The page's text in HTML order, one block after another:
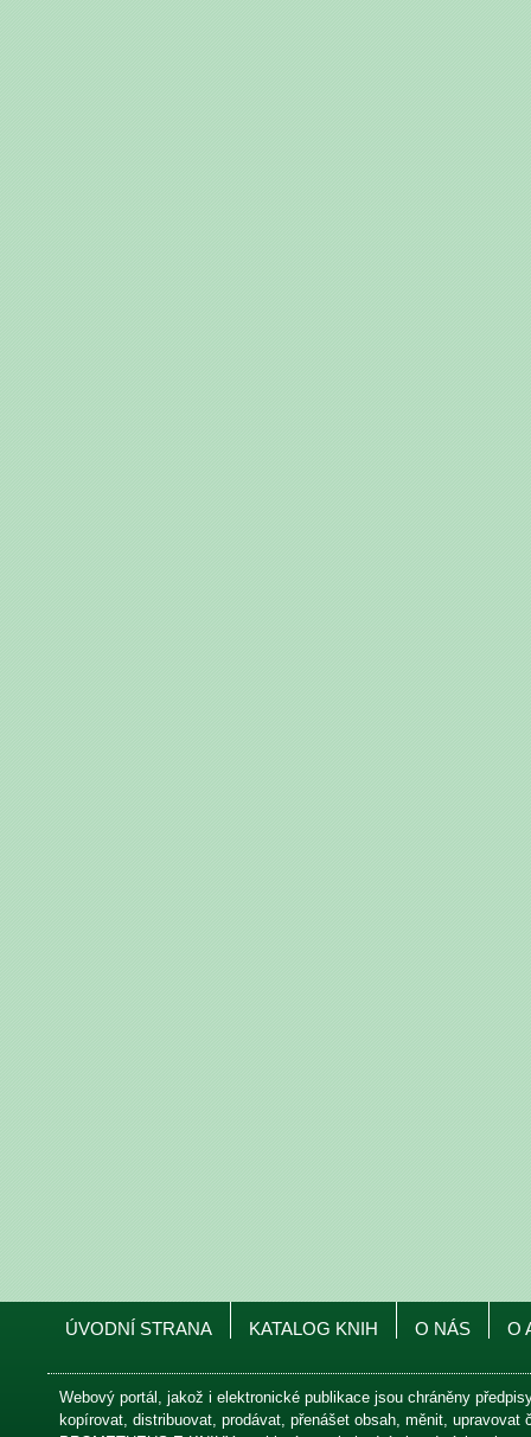
ÚVODNÍ STRANA KATALOG KNIH O NÁS O
Webový portál, jakož i elektronické publikace jsou chráněny
kopírovat, distribuovat, prodávat, přenášet obsah, měnit,